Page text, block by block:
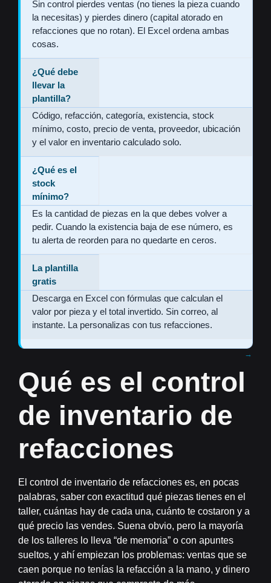
Sin control pierdes ventas (no tienes la pieza cuando
la necesitas) y pierdes dinero (capital atorado en
refacciones que no rotan). El Excel ordena ambas
cosas.
¿Qué debe
llevar la
plantilla?
Código, refacción, categoría, existencia, stock
mínimo, costo, precio de venta, proveedor, ubicación
y el valor en inventario calculado solo.
¿Qué es el
stock
mínimo?
Es la cantidad de piezas en la que debes volver a
pedir. Cuando la existencia baja de ese número, es
tu alerta de reorden para no quedarte en ceros.
La plantilla
gratis
Descarga en Excel con fórmulas que calculan el
valor por pieza y el total invertido. Sin correo, al
instante. La personalizas con tus refacciones.
Qué es el control
de inventario de
refacciones
El control de inventario de refacciones es, en pocas
palabras, saber con exactitud qué piezas tienes en el
taller, cuántas hay de cada una, cuánto te costaron y a
qué precio las vendes. Suena obvio, pero la mayoría
de los talleres lo lleva “de memoria” o con apuntes
sueltos, y ahí empiezan los problemas: ventas que se
caen porque no tenías la refacción a la mano, y dinero